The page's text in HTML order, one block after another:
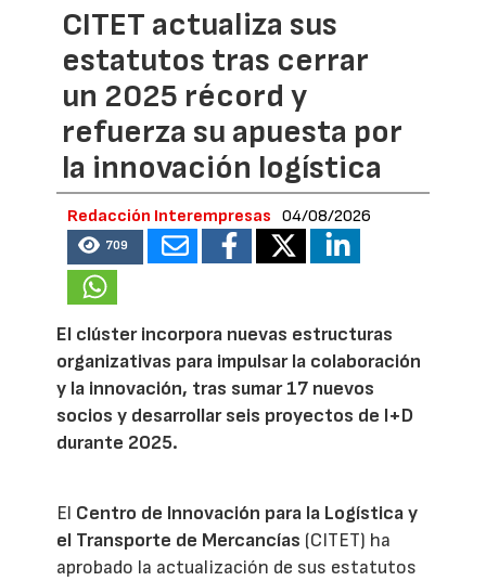
CITET actualiza sus
estatutos tras cerrar
un 2025 récord y
refuerza su apuesta por
la innovación logística
Redacción Interempresas 04/08/2026
709
El clúster incorpora nuevas estructuras
organizativas para impulsar la colaboración
y la innovación, tras sumar 17 nuevos
socios y desarrollar seis proyectos de I+D
durante 2025.
El Centro de Innovación para la Logística y
el Transporte de Mercancías (CITET) ha
aprobado la actualización de sus estatutos